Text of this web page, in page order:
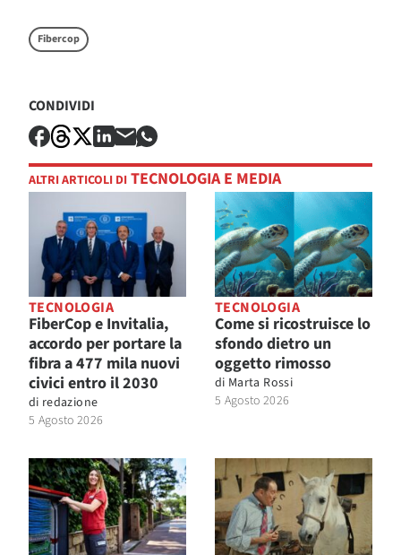
Fibercop
CONDIVIDI
ALTRI ARTICOLI DI TECNOLOGIA E MEDIA
TECNOLOGIA
FiberCop e Invitalia,
accordo per portare la
fibra a 477 mila nuovi
civici entro il 2030
di redazione
5 Agosto 2026
TECNOLOGIA
Come si ricostruisce lo
sfondo dietro un
oggetto rimosso
di Marta Rossi
5 Agosto 2026